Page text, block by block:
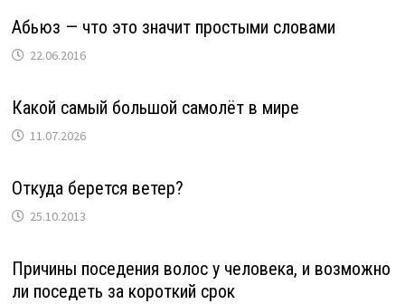
Абьюз — что это значит простыми словами
22.06.2016
Какой самый большой самолёт в мире
11.07.2026
Откуда берется ветер?
25.10.2013
Причины поседения волос у человека, и возможно
ли поседеть за короткий срок